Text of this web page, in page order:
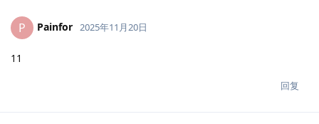
P Painfor 2025年11月20日
11
回复